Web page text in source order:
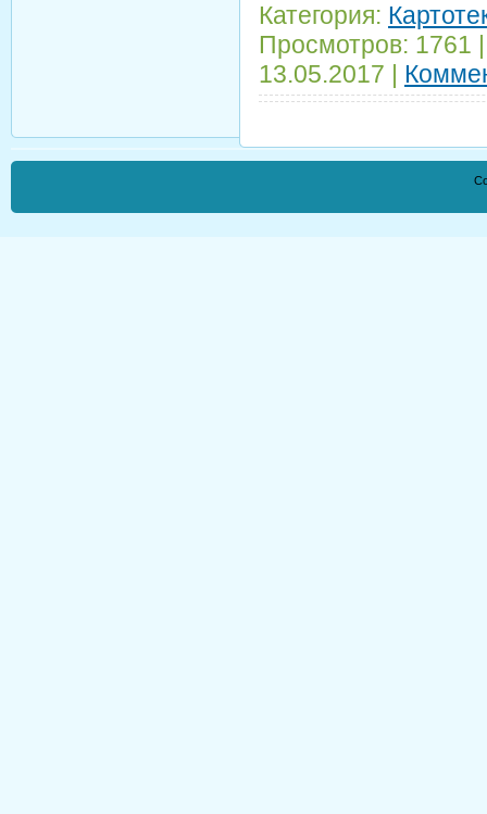
Категория:
Просмотров: 1761
13.05.2017